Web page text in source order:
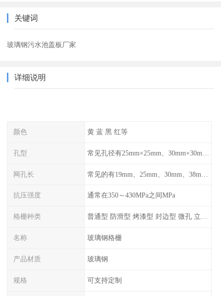
关键词
玻璃钢污水池盖板厂家
详细说明
颜色 黄 蓝 黑 红等
孔型
网孔长
抗压强度 通常在350～430MPa之间MPa
格栅种类 普通型 防滑型 ‌烤漆型 封边型 ‌微孔 立体 加砂覆面型 平面型
名称 玻璃钢格栅
产品材质 玻璃钢
规格 可支持定制